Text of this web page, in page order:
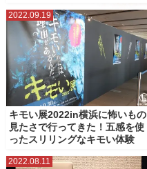
2022.09.19
キモい展2022in横浜に怖いもの
見たさで行ってきた！五感を使
ったスリリングなキモい体験
2022.08.11